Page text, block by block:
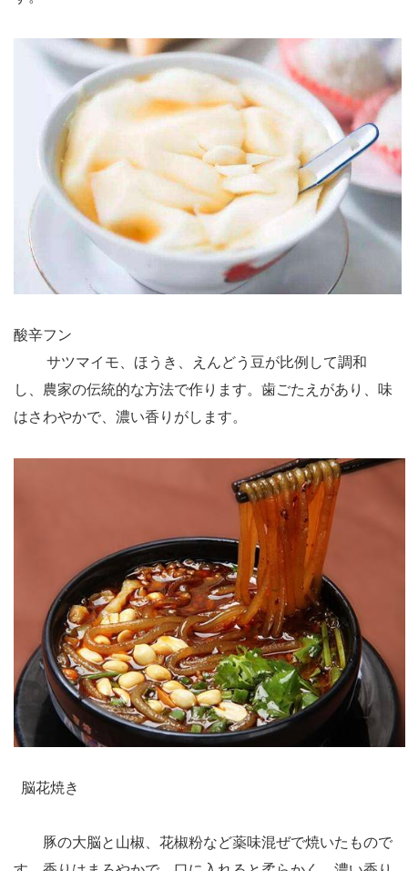
酸辛フン
サツマイモ、ほうき、えんどう豆が比例して調和
し、農家の伝統的な方法で作ります。歯ごたえがあり、味
はさわやかで、濃い香りがします。
脳花焼き
豚の大脳と山椒、花椒粉など薬味混ぜで焼いたもので